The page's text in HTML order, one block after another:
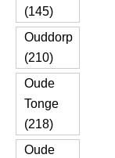
(145)
Ouddorp
(210)
Oude
Tonge
(218)
Oude